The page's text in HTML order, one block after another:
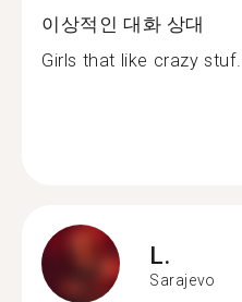
이상적인 대화 상대
Girls that like crazy stuf...
L.
Sarajevo